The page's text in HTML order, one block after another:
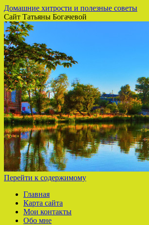
Домашние хитрости и полезные советы
Сайт Татьяны Богачевой
Перейти к содержимому
Главная
Карта сайта
Мои контакты
Обо мне